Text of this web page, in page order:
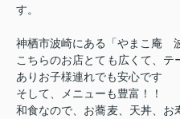
す。
神栖市波崎にある「やまこ庵
こちらのお店とても広くて、
ありお子様連れでも安心です
そして、メニューも豊富！！
和食なので、お蕎麦、天丼、お